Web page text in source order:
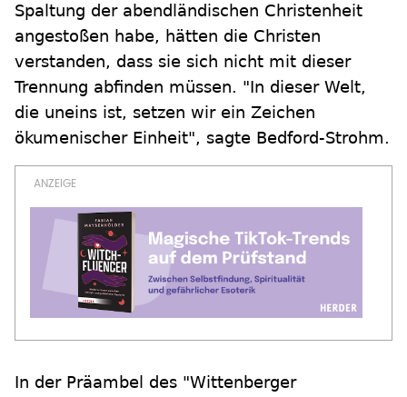
Spaltung der abendländischen Christenheit
angestoßen habe, hätten die Christen
verstanden, dass sie sich nicht mit dieser
Trennung abfinden müssen. "In dieser Welt,
die uneins ist, setzen wir ein Zeichen
ökumenischer Einheit", sagte Bedford-Strohm.
In der Präambel des "Wittenberger